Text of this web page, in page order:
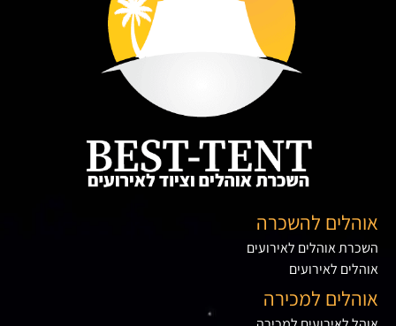
אוהלים להשכרה
השכרת אוהלים לאירועים
אוהלים לאירועים
אוהלים למכירה